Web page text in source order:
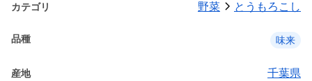
カテゴリ 野菜 とうもろこし
品種 味来
産地 千葉県